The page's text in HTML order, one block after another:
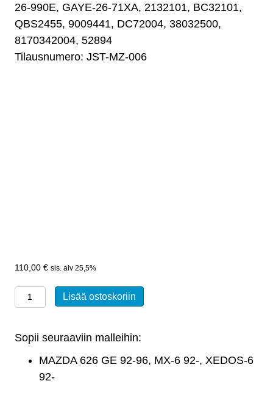
26-990E, GAYE-26-71XA, 2132101, BC32101,
QBS2455, 9009441, DC72004, 38032500,
8170342004, 52894
Tilausnumero: JST-MZ-006
110,00 € sis. alv 25,5%
Jarrusatula,
taakse,
MAZDA
626
Lisää ostoskoriin
Sopii seuraaviin malleihin:
MAZDA 626 GE 92-96, MX-6 92-, XEDOS-6
92-